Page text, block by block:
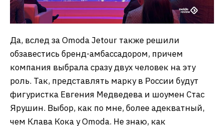
Да, вслед за Omoda Jetour также решили
обзавестись бренд-амбассадором, причем
компания выбрала сразу двух человек на эту
роль. Так, представлять марку в России будут
фигуристка Евгения Медведева и шоумен Стас
Ярушин. Выбор, как по мне, более адекватный,
чем Клава Кока у Omoda. Не знаю, как